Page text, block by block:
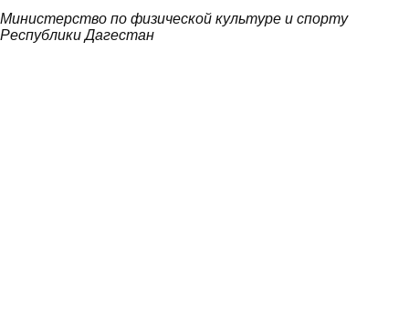
Министерство по физической культуре и спорту
Республики Дагестан